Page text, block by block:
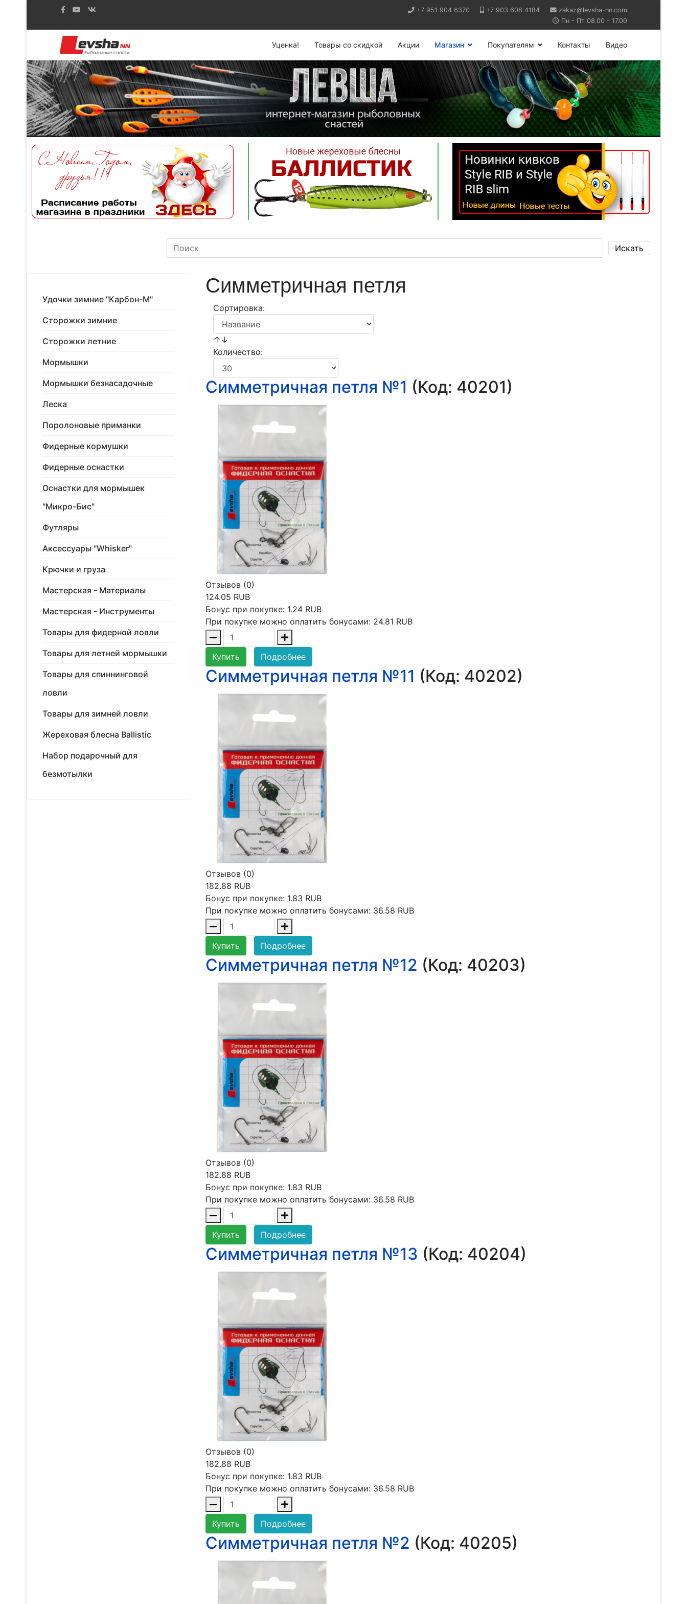
+7 951 904 6370 +7 903 608 4184
zakaz@levsha-nn.com
Пн - Пт 08.00 - 17.00
Уценка! Товары со скидкой Акции Магазин Покупателям Контакты Видео
Удочки зимние "Карбон-М"
Сторожки зимние
Сторожки летние
Мормышки
Мормышки безнасадочные
Леска
Поролоновые приманки
Фидерные кормушки
Фидерные оснастки
Оснастки для мормышек
"Микро-Бис"
Футляры
Аксессуары "Whisker"
Крючки и груза
Мастерская - Материалы
Мастерская - Инструменты
Товары для фидерной ловли
Товары для летней мормышки
Товары для спиннинговой
ловли
Товары для зимней ловли
Жереховая блесна Ballistic
Набор подарочный для
безмотылки
Симметричная петля
Сортировка:
↑↓
Количество:
Симметричная петля №1 (Код: 40201)
Отзывов (0)
124.05 RUB
Бонус при покупке: 1.24 RUB
При покупке можно оплатить бонусами: 24.81 RUB
Купить Подробнее
Симметричная петля №11 (Код: 40202)
Отзывов (0)
182.88 RUB
Бонус при покупке: 1.83 RUB
При покупке можно оплатить бонусами: 36.58 RUB
Купить Подробнее
Симметричная петля №12 (Код: 40203)
Отзывов (0)
182.88 RUB
Бонус при покупке: 1.83 RUB
При покупке можно оплатить бонусами: 36.58 RUB
Купить Подробнее
Симметричная петля №13 (Код: 40204)
Отзывов (0)
182.88 RUB
Бонус при покупке: 1.83 RUB
При покупке можно оплатить бонусами: 36.58 RUB
Купить Подробнее
Симметричная петля №2 (Код: 40205)